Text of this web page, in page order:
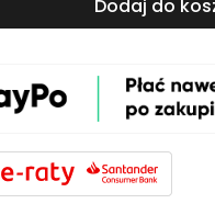
Dodaj do